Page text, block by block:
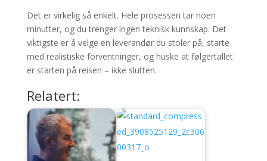
Det er virkelig så enkelt. Hele prosessen tar noen
minutter, og du trenger ingen teknisk kunnskap. Det
viktigste er å velge en leverandør du stoler på, starte
med realistiske forventninger, og huske at følgertallet
er starten på reisen – ikke slutten.
Relatert: